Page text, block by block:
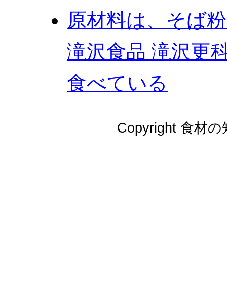
原材料は、そば
滝沢食品 滝沢更
食べている
Copyright 食材